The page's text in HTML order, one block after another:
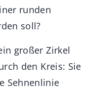
runden
soll?
großer Zirkel
den Kreis: Sie
Sehnenlinie